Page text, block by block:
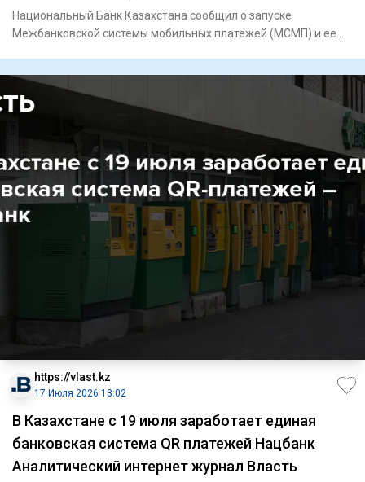
Национальный Банк Казахстана сообщил о запуске
Межбанковской системы мобильных платежей (МСМП) и ее
https://vlast.kz
17 Июля 2026 13:02
В Казахстане с 19 июля заработает единая
банковская система QR платежей Нацбанк
Аналитический интернет журнал Власть